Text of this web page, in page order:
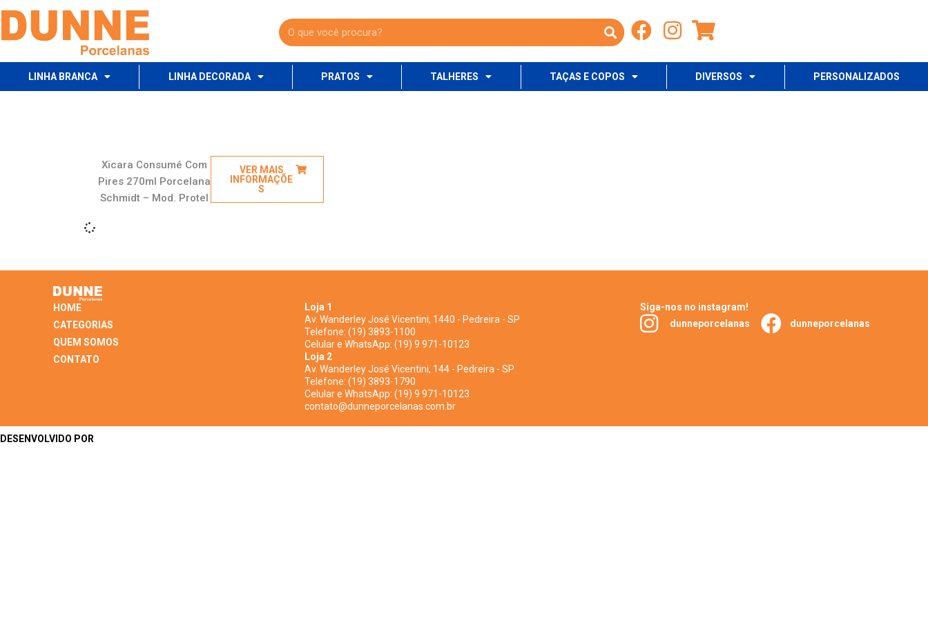
LINHA BRANCA LINHA DECORADA PRATOS TALHERES TAÇAS E COPOS DIVERSOS PERSONALIZADOS
Xicara Consumé Com
Pires 270ml Porcelana
Schmidt – Mod. Protel
VER MAIS
INFORMAÇÕE
S
HOME
CATEGORIAS
QUEM SOMOS
CONTATO
Loja 1
Av. Wanderley José Vicentini, 1440 - Pedreira - SP
Telefone: (19) 3893-1100
Celular e WhatsApp: (19) 9 971-10123
Loja 2
Av. Wanderley José Vicentini, 144 - Pedreira - SP
Telefone: (19) 3893-1790
Celular e WhatsApp: (19) 9 971-10123
contato@dunneporcelanas.com.br
Siga-nos no instagram!
dunneporcelanas
dunneporcelanas
DESENVOLVIDO POR